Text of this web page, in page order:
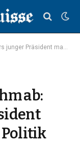
einer Politik der harten Hand beliebt
ab:
Politik